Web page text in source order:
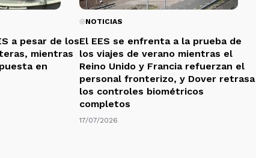
a pesar de los
mientras
en
NOTICIAS
El EES se enfrenta a la prueba de
los viajes de verano mientras el
Reino Unido y Francia refuerzan el
personal fronterizo, y Dover retrasa
los controles biométricos
completos
17/07/2026